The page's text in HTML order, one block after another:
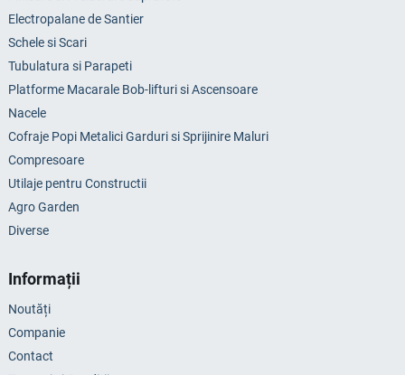
Electropalane de Santier
Schele si Scari
Tubulatura si Parapeti
Platforme Macarale Bob-lifturi si Ascensoare
Nacele
Cofraje Popi Metalici Garduri si Sprijinire Maluri
Compresoare
Utilaje pentru Constructii
Agro Garden
Diverse
Informații
Noutăți
Companie
Contact